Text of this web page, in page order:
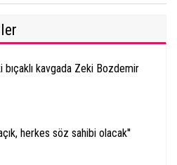
bıçaklı kavgada Zeki Bozdemir
herkes söz sahibi olacak''